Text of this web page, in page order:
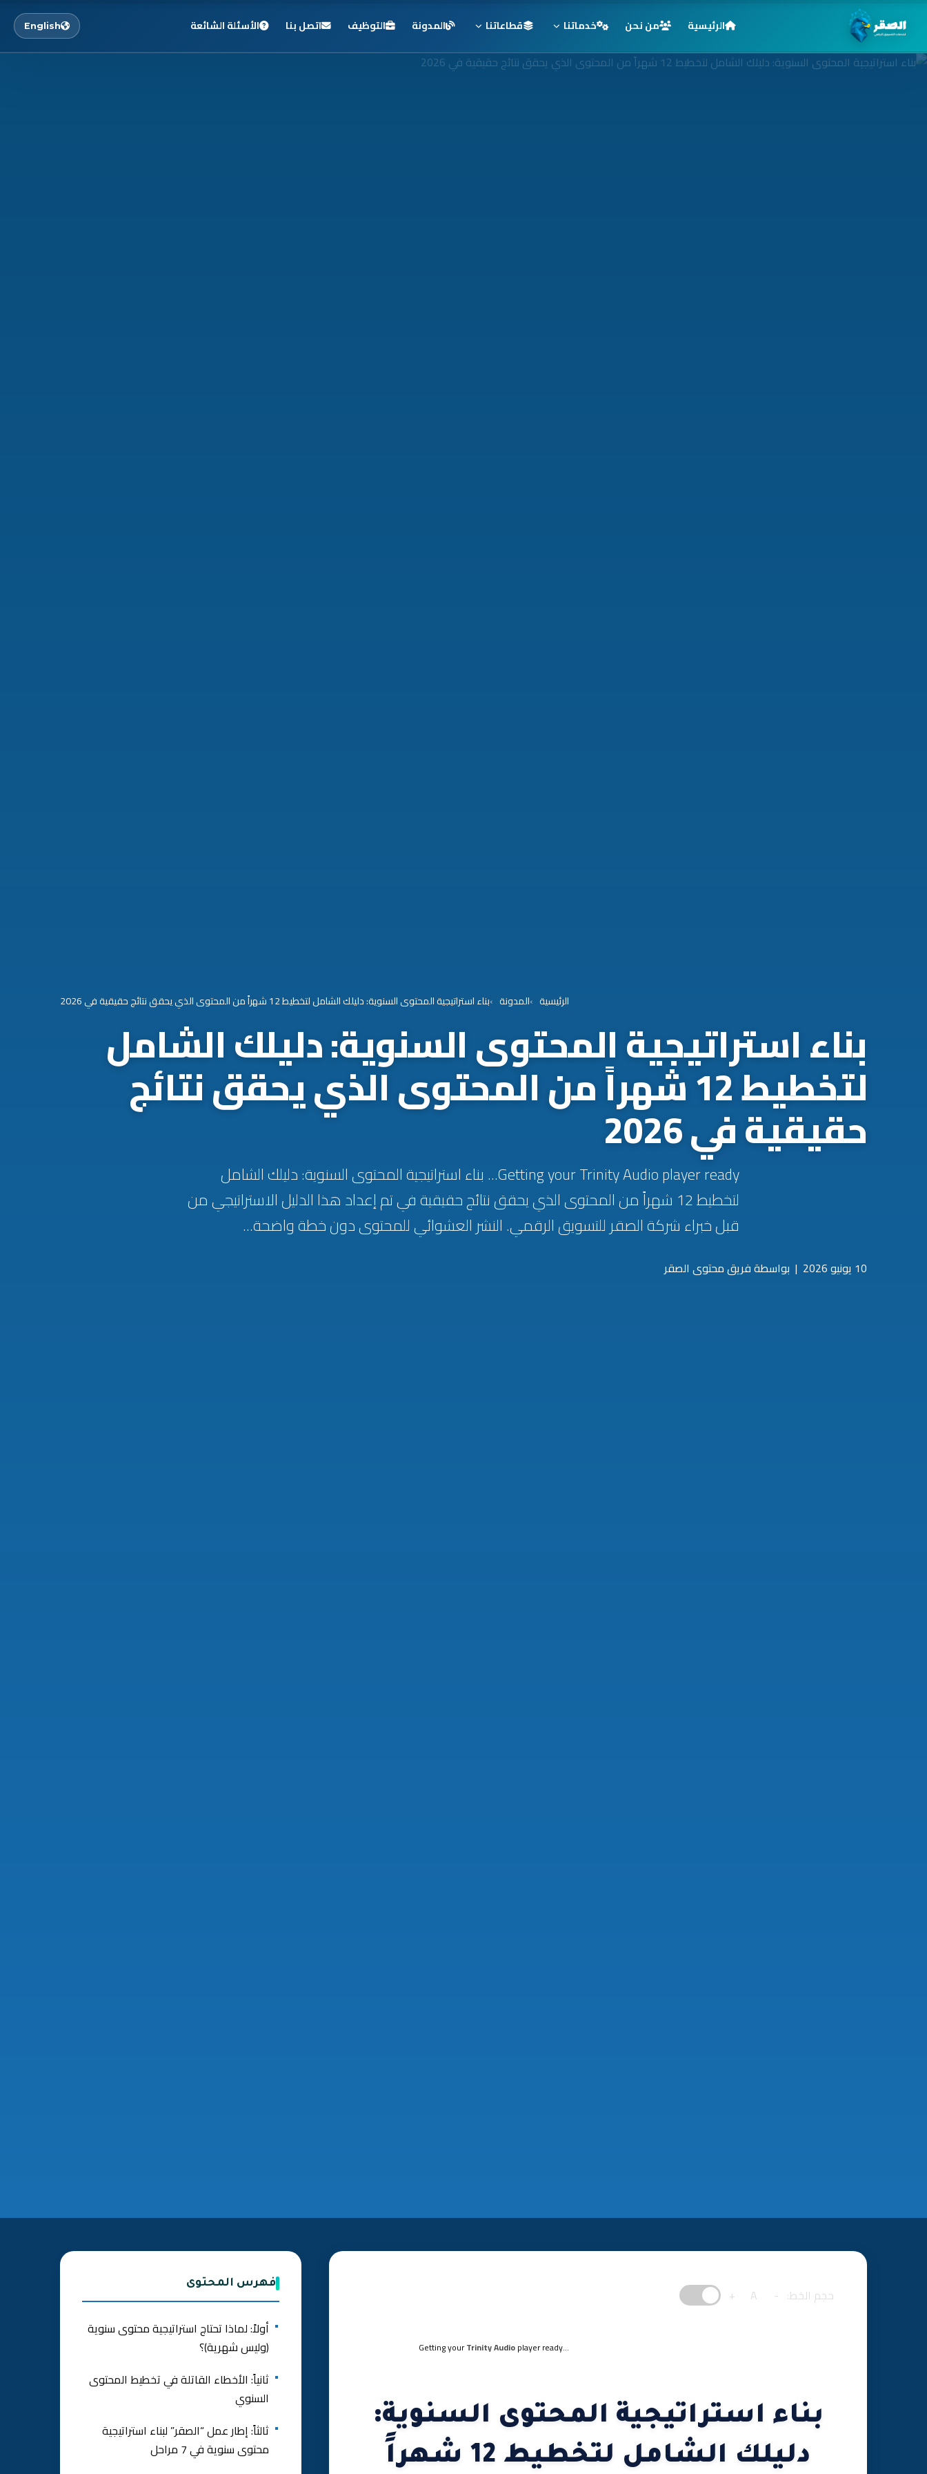
الرئيسية من نحن خدماتنا قطاعاتنا المدونة التوظيف اتصل بنا الأسئلة الشائعة English
الرئيسية المدونة بناء استراتيجية المحتوى السنوية: دليلك الشامل لتخطيط 12 شهراً من المحتوى الذي يحقق نتائج حقيقية في 2026
بناء استراتيجية المحتوى السنوية: دليلك الشامل
لتخطيط 12 شهراً من المحتوى الذي يحقق نتائج
حقيقية في 2026
Getting your Trinity Audio player ready... بناء استراتيجية المحتوى السنوية: دليلك الشامل
لتخطيط 12 شهراً من المحتوى الذي يحقق نتائج حقيقية في تم إعداد هذا الدليل الاستراتيجي من
قبل خبراء شركة الصقر للتسويق الرقمي. النشر العشوائي للمحتوى دون خطة واضحة...
10 يونيو 2026 | بواسطة فريق محتوى الصقر
حجم الخط: -
A
+
Getting yourTrinity Audioplayer ready...
بناء استراتيجية المحتوى السنوية:
دليلك الشامل لتخطيط 12 شهراً
فهرس المحتوى
أولاً: لماذا تحتاج استراتيجية محتوى سنوية
(وليس شهرية)؟
ثانياً: الأخطاء القاتلة في تخطيط المحتوى
السنوي
ثالثاً: إطار عمل “الصقر” لبناء استراتيجية
محتوى سنوية في 7 مراحل